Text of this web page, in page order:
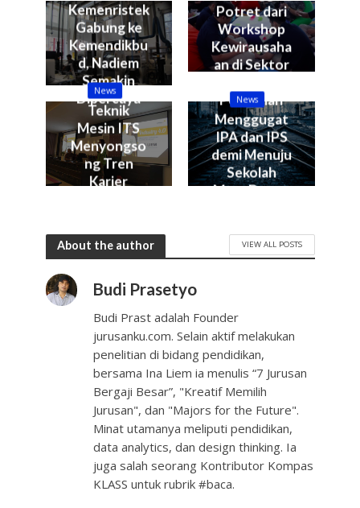
Kemenristek
Gabung ke
Kemendikbu
d, Nadiem
Semakin
Dipercaya
Potret dari
Workshop
Kewirausaha
an di Sektor
Perikanan
News
Teknik
Mesin ITS
Menyongso
ng Tren
Karier
News
Menggugat
IPA dan IPS
demi Menuju
Sekolah
Masa Depan
About the author VIEW ALL POSTS
Budi Prasetyo
Budi Prast adalah Founder
jurusanku.com. Selain aktif melakukan
penelitian di bidang pendidikan,
bersama Ina Liem ia menulis “7 Jurusan
Bergaji Besar”, "Kreatif Memilih
Jurusan", dan "Majors for the Future".
Minat utamanya meliputi pendidikan,
data analytics, dan design thinking. Ia
juga salah seorang Kontributor Kompas
KLASS untuk rubrik #baca.